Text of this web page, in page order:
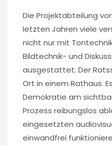
Die Projektabteilung
letzten Jahren viele
nicht nur mit
Bildtechnik- und
ausgestattet. Der
Ort in einem Rathaus.
Demokratie am
Prozess reibungslos
eingesetzten
einwandfrei